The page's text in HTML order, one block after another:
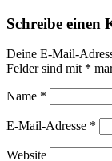
Schreibe einen
Deine E-Mail-
Felder sind mit *
Name *
E-Mail-Adresse *
Website